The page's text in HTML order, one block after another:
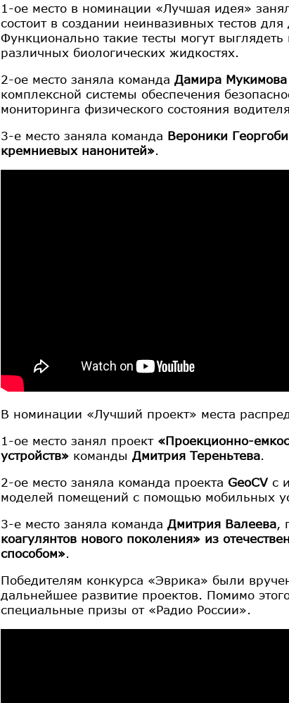
1-ое место в номинации «Лучшая идея»
состоит в создании неинвазивных тестов
Функционально такие тесты могут
различных биологических жидкостях.
2-ое место заняла команда Дамира Мукимова
комплексной системы обеспечения
мониторинга физического состояния
3-е место заняла команда Вероники
кремниевых нанонитей».
В номинации «Лучший проект» места
1-ое место занял проект «Проекционно-
устройств»команды Дмитрия Тереньтева.
2-ое место заняла команда проекта GeoCVс
моделей помещений с помощью мобильных
3-е место заняла команда Дмитрия Валеева,
коагулянтов нового поколения» из
способом».
Победителям конкурса «Эврика» были
дальнейшее развитие проектов. Помимо
специальные призы от «Радио России».